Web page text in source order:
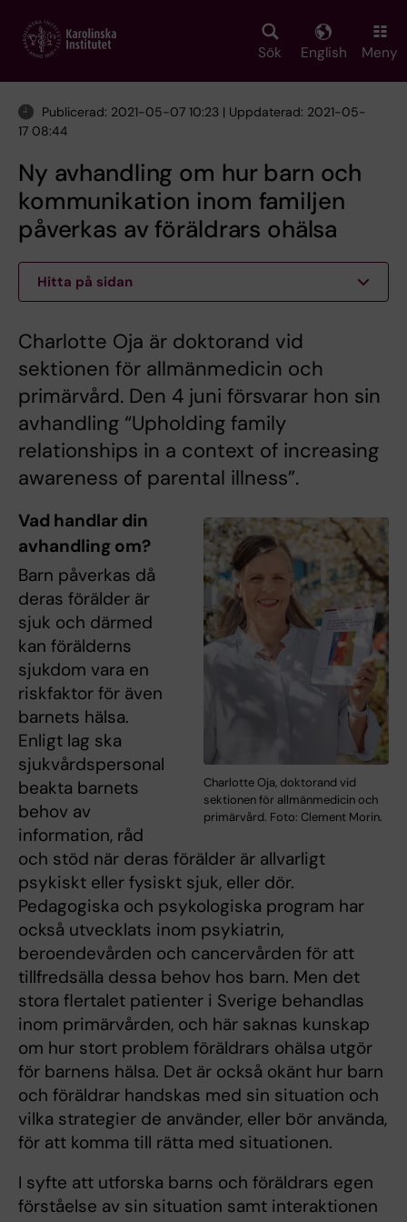
main
Sök English Meny
Publicerad: 2021-05-07 10:23 | Uppdaterad: 2021-05-
17 08:44
Ny avhandling om hur barn och
kommunikation inom familjen
påverkas av föräldrars ohälsa
Hitta på sidan
Charlotte Oja är doktorand vid
sektionen för allmänmedicin och
primärvård. Den 4 juni försvarar hon sin
avhandling “Upholding family
relationships in a context of increasing
awareness of parental illness”.
Charlotte Oja, doktorand vid
sektionen för allmänmedicin och
primärvård. Foto: Clement Morin.
Vad handlar din
avhandling om?
Barn påverkas då
deras förälder är
sjuk och därmed
kan förälderns
sjukdom vara en
riskfaktor för även
barnets hälsa.
Enligt lag ska
sjukvårdspersonal
beakta barnets
behov av
information, råd
och stöd när deras förälder är allvarligt
psykiskt eller fysiskt sjuk, eller dör.
Pedagogiska och psykologiska program har
också utvecklats inom psykiatrin,
beroendevården och cancervården för att
tillfredsälla dessa behov hos barn. Men det
stora flertalet patienter i Sverige behandlas
inom primärvården, och här saknas kunskap
om hur stort problem föräldrars ohälsa utgör
för barnens hälsa. Det är också okänt hur barn
och föräldrar handskas med sin situation och
vilka strategier de använder, eller bör använda,
för att komma till rätta med situationen.
I syfte att utforska barns och föräldrars egen
förståelse av sin situation samt interaktionen